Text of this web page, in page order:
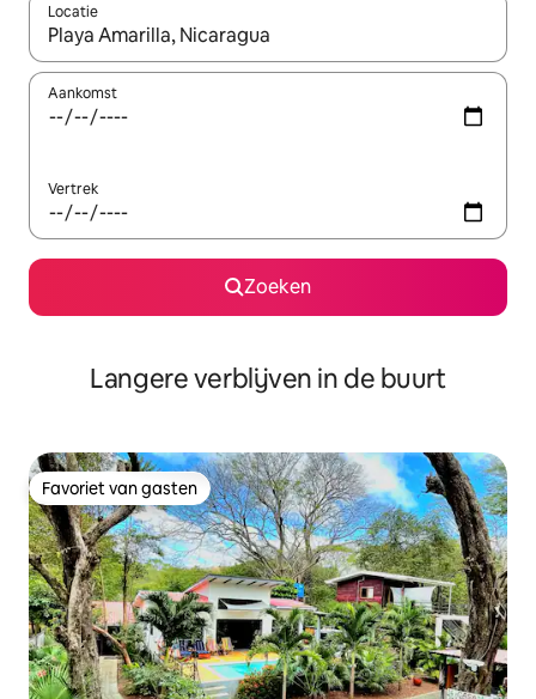
Locatie
Wanneer er resultaten beschikbaar zijn, maak je een keuze
Aankomst
Vertrek
Zoeken
Langere verblijven in de buurt
Favoriet van gasten
Favoriet van gasten